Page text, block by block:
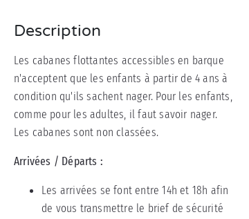
Description
Les cabanes flottantes accessibles en barque
n'acceptent que les enfants à partir de 4 ans à
condition qu'ils sachent nager. Pour les enfants,
comme pour les adultes, il faut savoir nager.
Les cabanes sont non classées.
Arrivées / Départs :
Les arrivées se font entre 14h et 18h afin
de vous transmettre le brief de sécurité